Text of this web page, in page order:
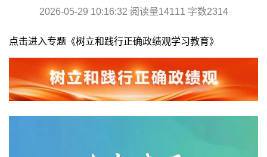
2026-05-29 10:16:32 阅读量14111 字数2314
点击进入专题《树立和践行正确政绩观学习教育》